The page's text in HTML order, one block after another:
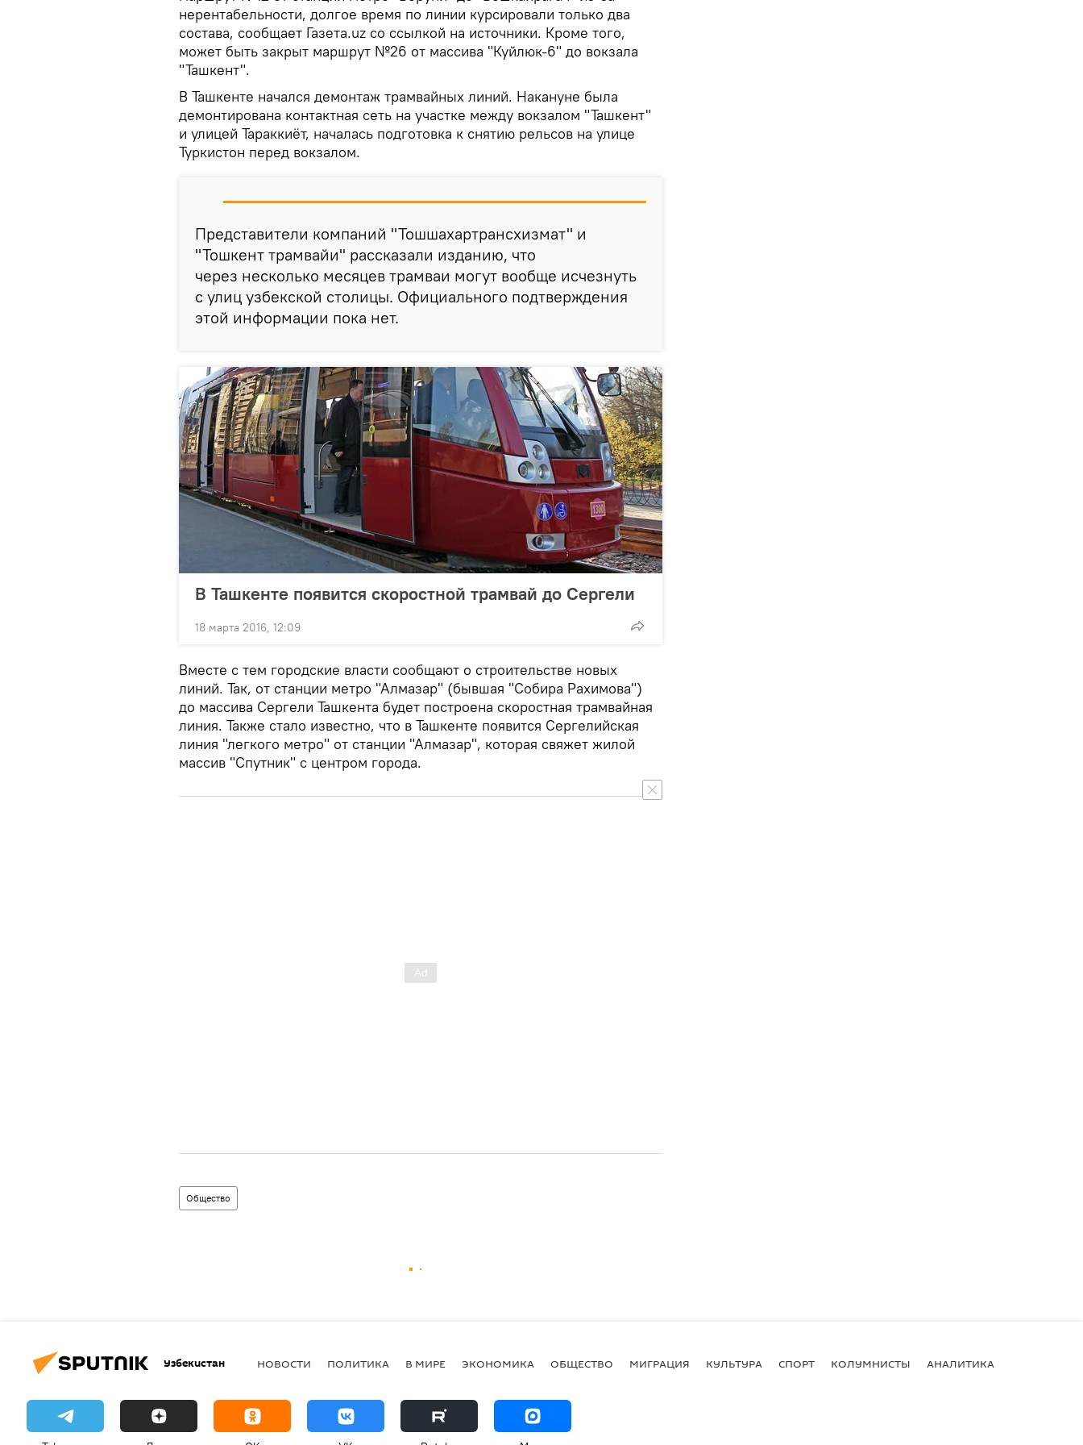
нерентабельности, долгое время по линии курсировали только два
состава, сообщает Газета.uz со ссылкой на источники. Кроме того,
может быть закрыт маршрут №26 от массива "Куйлюк-6" до вокзала
"Ташкент".
В Ташкенте начался демонтаж трамвайных линий. Накануне была
демонтирована контактная сеть на участке между вокзалом "Ташкент"
и улицей Тараккиёт, началась подготовка к снятию рельсов на улице
Туркистон перед вокзалом.
Представители компаний "Тошшахартрансхизмат" и
"Тошкент трамвайи" рассказали изданию, что
через несколько месяцев трамваи могут вообще исчезнуть
с улиц узбекской столицы. Официального подтверждения
этой информации пока нет.
В Ташкенте появится скоростной трамвай до Сергели
18 марта 2016, 12:09
Вместе с тем городские власти сообщают о строительстве новых
линий. Так, от станции метро "Алмазар" (бывшая "Собира Рахимова")
до массива Сергели Ташкента будет построена скоростная трамвайная
линия. Также стало известно, что в Ташкенте появится Сергелийская
линия "легкого метро" от станции "Алмазар", которая свяжет жилой
массив "Спутник" с центром города.
Общество
Узбекистан НОВОСТИ ПОЛИТИКА В МИРЕ ЭКОНОМИКА ОБЩЕСТВО МИГРАЦИЯ КУЛЬТУРА СПОРТ КОЛУМНИСТЫ АНАЛИТИКА